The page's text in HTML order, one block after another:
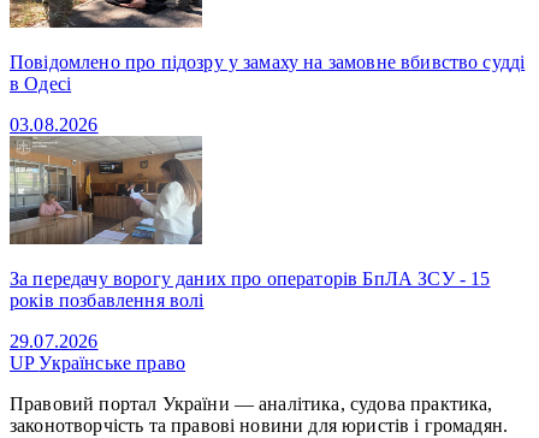
Повідомлено про підозру у замаху на замовне вбивство судді
в Одесі
03.08.2026
За передачу ворогу даних про операторів БпЛА ЗСУ - 15
років позбавлення волі
29.07.2026
UPУкраїнське право
Правовий портал України — аналітика, судова практика,
законотворчість та правові новини для юристів і громадян.